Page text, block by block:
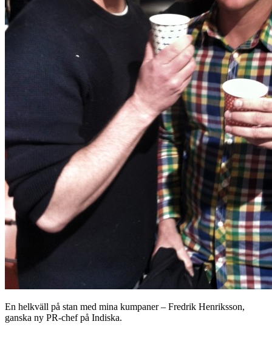
En helkväll på stan med mina kumpaner – Fredrik Henriksson,
ganska ny PR-chef på Indiska.